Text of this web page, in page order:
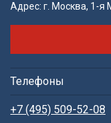
Адрес: г. Москва, 1-я
Телефоны
+7 (495) 509-52-08